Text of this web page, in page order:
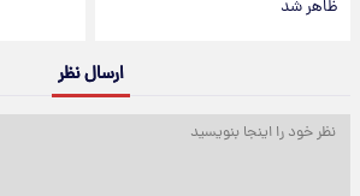
ظاهر شد
ارسال نظر